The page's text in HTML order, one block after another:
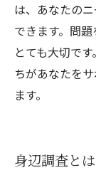
は、あなたの
できます。問
とても大切で
ちがあなたを
ます。
身辺調査とは